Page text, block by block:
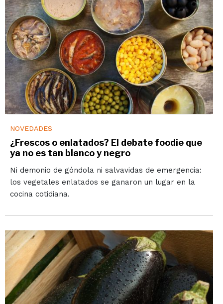
NOVEDADES
¿Frescos o enlatados? El debate foodie que
ya no es tan blanco y negro
Ni demonio de góndola ni salvavidas de emergencia:
los vegetales enlatados se ganaron un lugar en la
cocina cotidiana.